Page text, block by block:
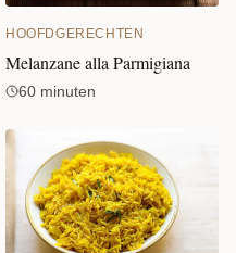
HOOFDGERECHTEN
Melanzane alla Parmigiana
60 minuten